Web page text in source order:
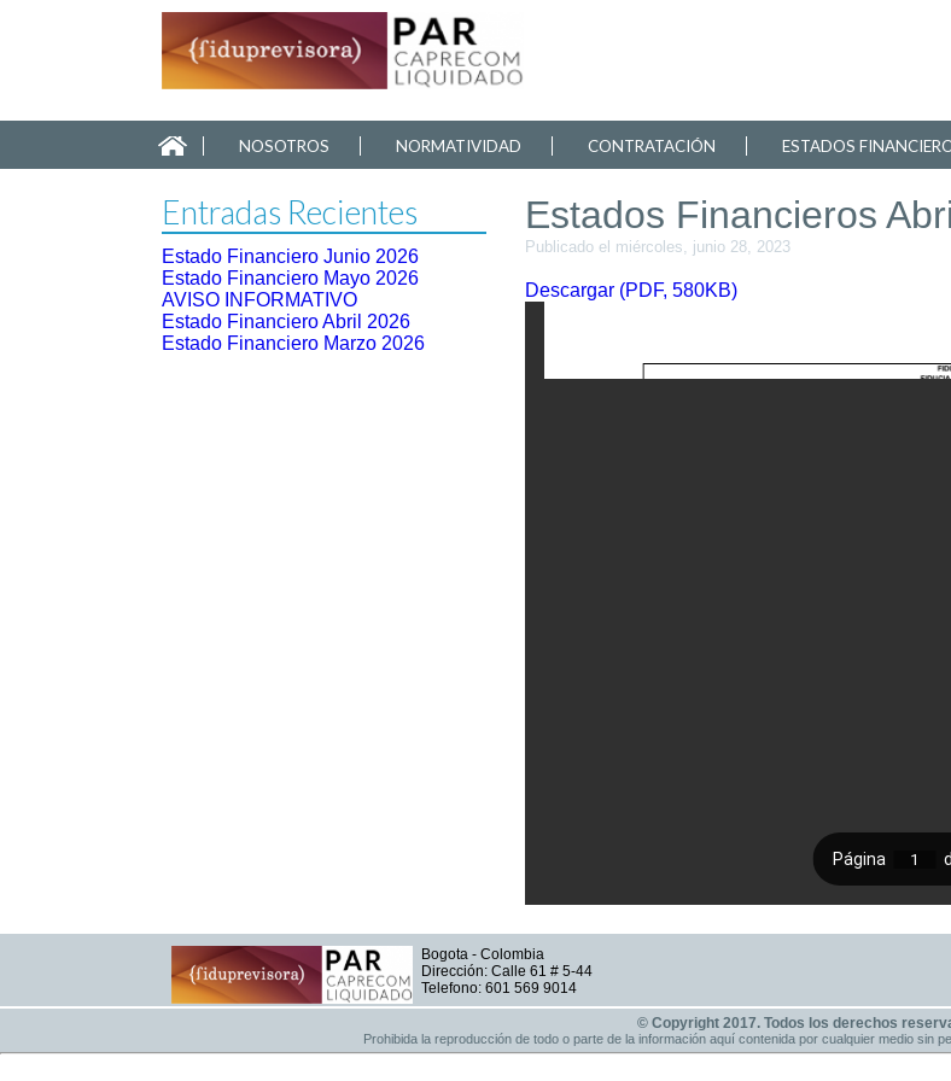
NOSOTROS NORMATIVIDAD CONTRATACIÓN ESTADOS
Entradas Recientes
Estado Financiero Junio 2026
Estado Financiero Mayo 2026
AVISO INFORMATIVO
Estado Financiero Abril 2026
Estado Financiero Marzo 2026
Estados Financieros
Publicado el miércoles, junio 28, 2023
Descargar (PDF, 580KB)
Bogota - Colombia
Dirección: Calle 61 # 5-44
Telefono: 601 569 9014
© Copyright 2017. Todos los derechos
Prohibida la reproducción de todo o parte de la información aquí contenida por cualquier medio sin